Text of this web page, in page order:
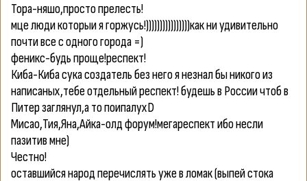
Тора-няшо,просто прелесть!
мце люди которыи я горжусь!))))))))))))))))как ни удивительно
почти все с одного города =)
феникс-будь проще!респект!
Киба-Киба сука создатель без него я незнал бы никого из
написаных,тебе отдельный респект! будешь в России чтоб в
Питер заглянул,а то поипалуxD
Мисао,Тия,Яна,Айка-олд форум!мегареспект ибо несли
пазитив мне)
Честно!
оставшийся народ перечислять уже в ломак (выпей стока